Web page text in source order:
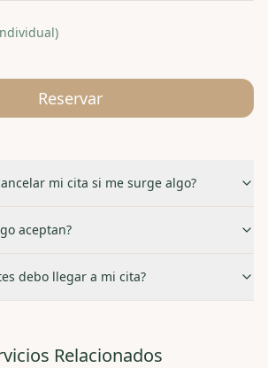
)
Reservar
mi cita si me surge algo?
aceptan?
debo llegar a mi cita?
Relacionados